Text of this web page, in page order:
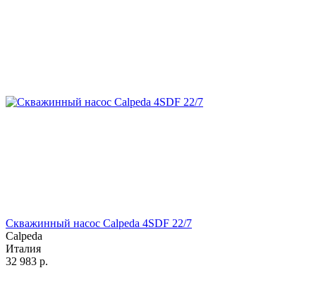
Скважинный насос Calpeda 4SDF 22/7
Calpeda
Италия
32 983 р.